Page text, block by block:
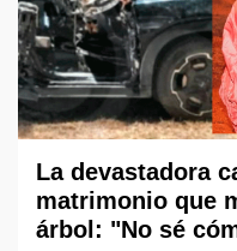
La devastadora
matrimonio que
árbol: "No sé